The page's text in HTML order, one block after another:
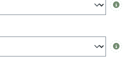
Info
Info